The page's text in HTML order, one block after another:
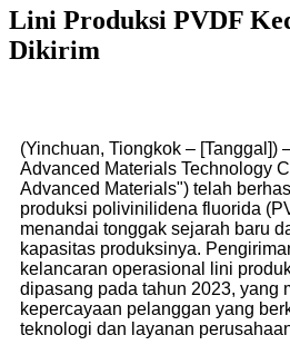
Lini Produksi PVDF
Dikirim
(Yinchuan, Tiongkok – [Tanggal])
Advanced Materials Technology
Advanced Materials") telah
produksi polivinilidena fluorida
menandai tonggak sejarah baru
kapasitas produksinya.
kelancaran operasional lini
dipasang pada tahun 2023, yang
kepercayaan pelanggan yang
teknologi dan layanan